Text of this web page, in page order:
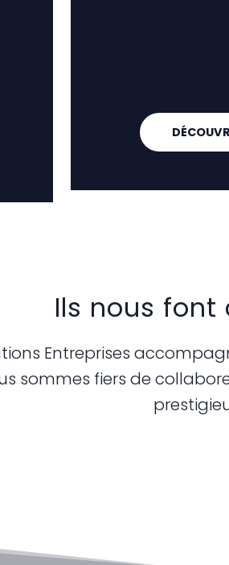
Ils nous font
Entreprises
sommes fiers de